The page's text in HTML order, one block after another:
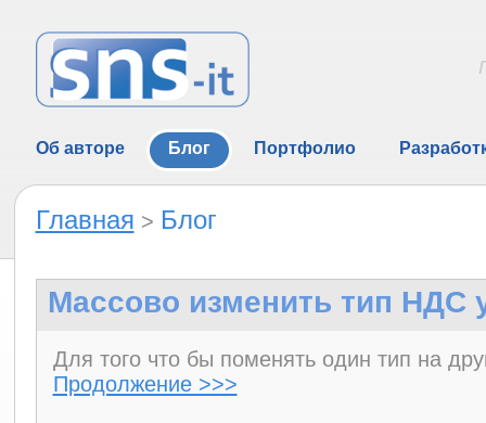
Об авторе Блог Портфолио
Главная > Блог
Массово изменить тип НДС
Для того что бы поменять один тип на
Продолжение >>>